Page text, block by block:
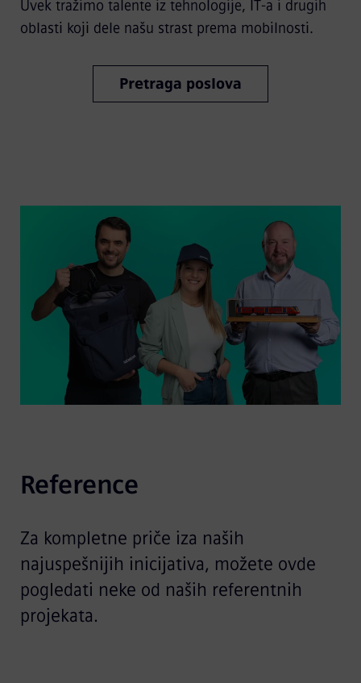
Uvek tražimo talente iz tehnologije, IT-a i drugih
oblasti koji dele našu strast prema mobilnosti.
Pretraga poslova
Reference
Za kompletne priče iza naših
najuspešnijih inicijativa, možete ovde
pogledati neke od naših referentnih
projekata.